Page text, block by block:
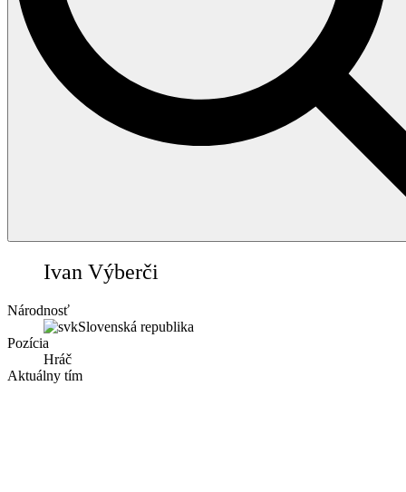
Ivan Výberči
Národnosť
Slovenská republika
Pozícia
Hráč
Aktuálny tím